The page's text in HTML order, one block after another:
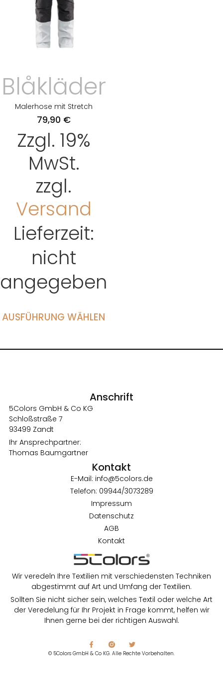
Blåkläder
Malerhose mit Stretch
79,90 €
Zzgl. 19%
MwSt.
zzgl.
Versand
Lieferzeit:
nicht
angegeben
AUSFÜHRUNG WÄHLEN
Wir veredeln Ihre Textilien mit verschiedensten Techniken
abgestimmt auf Art und Umfang der Textilien.
Sollten Sie nicht sicher sein, welches Textil oder welche Art
der Veredelung für Ihr Projekt in Frage kommt, helfen wir
Ihnen gerne bei der richtigen Auswahl.
© 5Colors GmbH & Co KG. Alle Rechte Vorbehalten.
Anschrift
5Colors GmbH & Co KG
Schloßstraße 7
93499 Zandt
Ihr Ansprechpartner:
Thomas Baumgartner
Kontakt
E-Mail: info@5colors.de
Telefon: 09944/3073289
Impressum
Datenschutz
AGB
Kontakt